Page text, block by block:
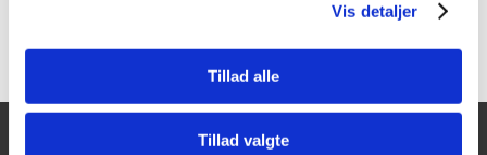
Vis detaljer
Tillad alle
Tillad valgte